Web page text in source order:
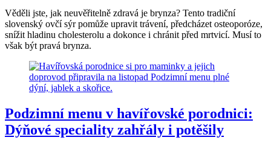
Věděli jste, jak neuvěřitelně zdravá je brynza? Tento tradiční
slovenský ovčí sýr pomůže upravit trávení, předcházet osteoporóze,
snížit hladinu cholesterolu a dokonce i chránit před mrtvicí. Musí to
však být pravá brynza.
Podzimní menu v havířovské porodnici:
Dýňové speciality zahřály i potěšily